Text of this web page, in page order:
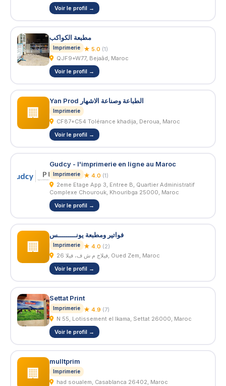
Voir le profil →
مطبعة الكواكب
Imprimerie ★ 5.0 (1)
QJF9+W77, Bejaâd, Maroc
Voir le profil →
🏢
Yan Prod الطباعة وصناعة الاشهار
Imprimerie
CF87+C54 Tolérance khadija, Deroua, Maroc
Voir le profil →
Gudcy - l'imprimerie en ligne au Maroc
Imprimerie ★ 4.0 (1)
Complexe Chourouk, Khouribga 25000, Maroc
Voir le profil →
🏢
فواتير ومطبعة يونـــــــــس
Imprimerie ★ 4.0 (2)
فيلاج م ش ف، فيلا 26, Oued Zem, Maroc
Voir le profil →
Settat Print
Imprimerie ★ 4.9 (7)
N 55, Lotissement el Ikama, Settat 26000, Maroc
Voir le profil →
🏢
mulltprim
Imprimerie
had soualem, Casablanca 26402, Maroc